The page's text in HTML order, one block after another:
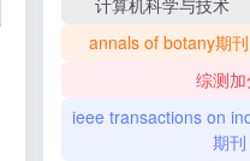
计算机科学与技术
annals of botany期刊
综测
ieee transactions on
期刊